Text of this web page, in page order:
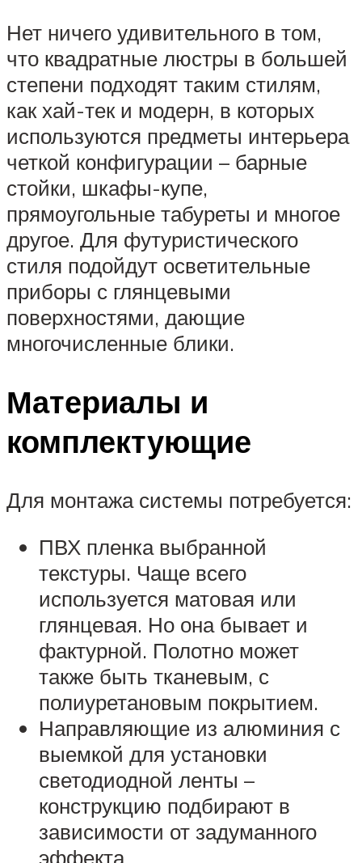
Нет ничего удивительного в том,
что квадратные люстры в большей
степени подходят таким стилям,
как хай-тек и модерн, в которых
используются предметы интерьера
четкой конфигурации – барные
стойки, шкафы-купе,
прямоугольные табуреты и многое
другое. Для футуристического
стиля подойдут осветительные
приборы с глянцевыми
поверхностями, дающие
многочисленные блики.
Материалы и
комплектующие
Для монтажа системы потребуется:
ПВХ пленка выбранной
текстуры. Чаще всего
используется матовая или
глянцевая. Но она бывает и
фактурной. Полотно может
также быть тканевым, с
полиуретановым покрытием.
Направляющие из алюминия с
выемкой для установки
светодиодной ленты –
конструкцию подбирают в
зависимости от задуманного
эффекта.